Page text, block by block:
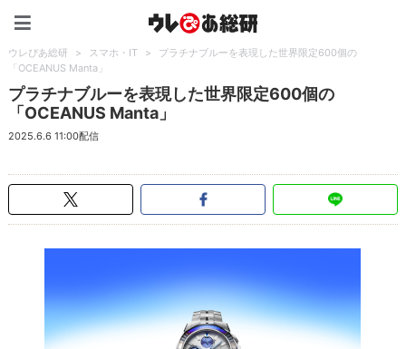
ウレぴあ総研 > スマホ・IT >
プラチナブルーを表現した世界限定600個の
「OCEANUS Manta」
プラチナブルーを表現した世界限定600個の
「OCEANUS Manta」
2025.6.6 11:00配信